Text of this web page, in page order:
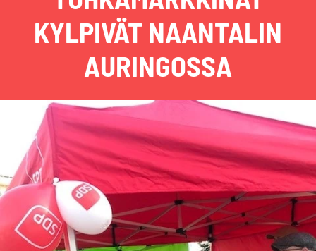
KYLPIVÄT NAANTALIN
AURINGOSSA